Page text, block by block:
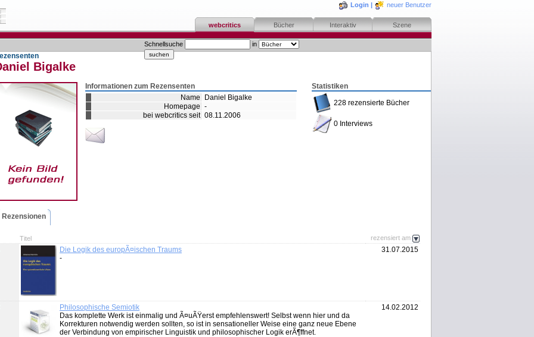
Login | neuer Benutzer
webcritics Bücher Interaktiv Szene
Schnellsuche in
Bigalke
Statistiken
228 rezensierte Bücher
0 Interviews
Informationen zum Rezensenten
Name
Daniel Bigalke
Homepage -
bei webcritics seit 08.11.2006
Rezensionen
Titel
rezensiert am
Die Logik des europÃ¤ischen Traums
-
31.07.2015
Philosophische Semiotik
Das komplette Werk ist einmalig und Ã¤uÃŸerst empfehlenswert! Selbst wenn hier und da
Korrekturen notwendig werden sollten, so ist in sensationeller Weise eine ganz neue Ebene
der Verbindung von empirischer Linguistik und philosophischer Logik erÃ¶ffnet.
14.02.2012